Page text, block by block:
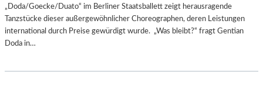
„Doda/Goecke/Duato“ im Berliner Staatsballett zeigt herausragende
Tanzstücke dieser außergewöhnlicher Choreographen, deren Leistungen
international durch Preise gewürdigt wurde. „Was bleibt?“ fragt Gentian
Doda in…